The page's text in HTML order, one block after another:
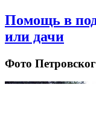
Помощь в
или дачи
Фото